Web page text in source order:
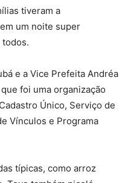
tiveram a
um noite super
todos.
e a Vice Prefeita Andréa
foi uma organização
Único, Serviço de
Vínculos e Programa
típicas, como arroz